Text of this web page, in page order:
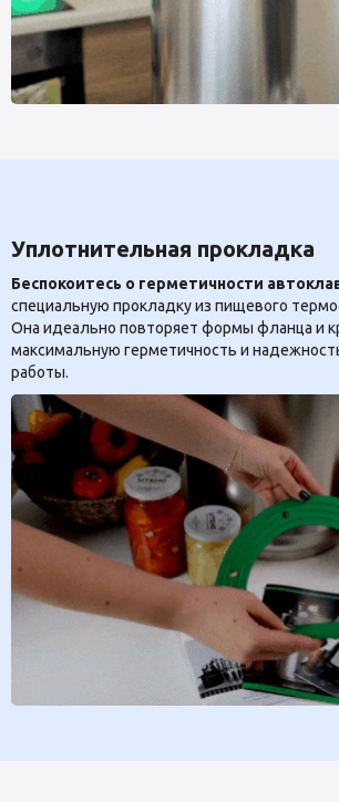
Уплотнительная прокладка
Беспокоитесь о герметичности
специальную прокладку из пищевого
Она идеально повторяет формы фланца и
максимальную герметичность и
работы.